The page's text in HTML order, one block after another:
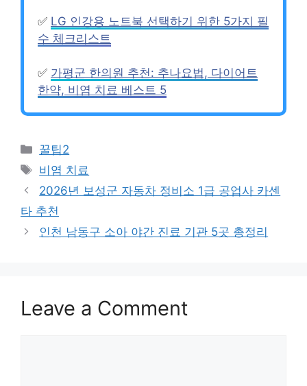
✅ LG 인강용 노트북 선택하기 위한 5가지 필
수 체크리스트
✅ 가평군 한의원 추천: 추나요법, 다이어트
한약, 비염 치료 베스트 5
Categories
꿀팁2
Tags
비염 치료
2026년 보성군 자동차 정비소 1급 공업사 카센
타 추천
인천 남동구 소아 야간 진료 기관 5곳 총정리
Leave a Comment